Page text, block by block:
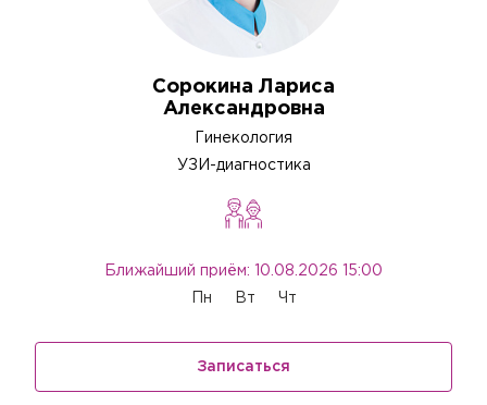
Сорокина Лариса
Александровна
Гинекология
УЗИ-диагностика
Ближайший приём: 10.08.2026 15:00
Пн Вт Чт
Записаться